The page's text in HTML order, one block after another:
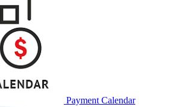
Payment Calendar